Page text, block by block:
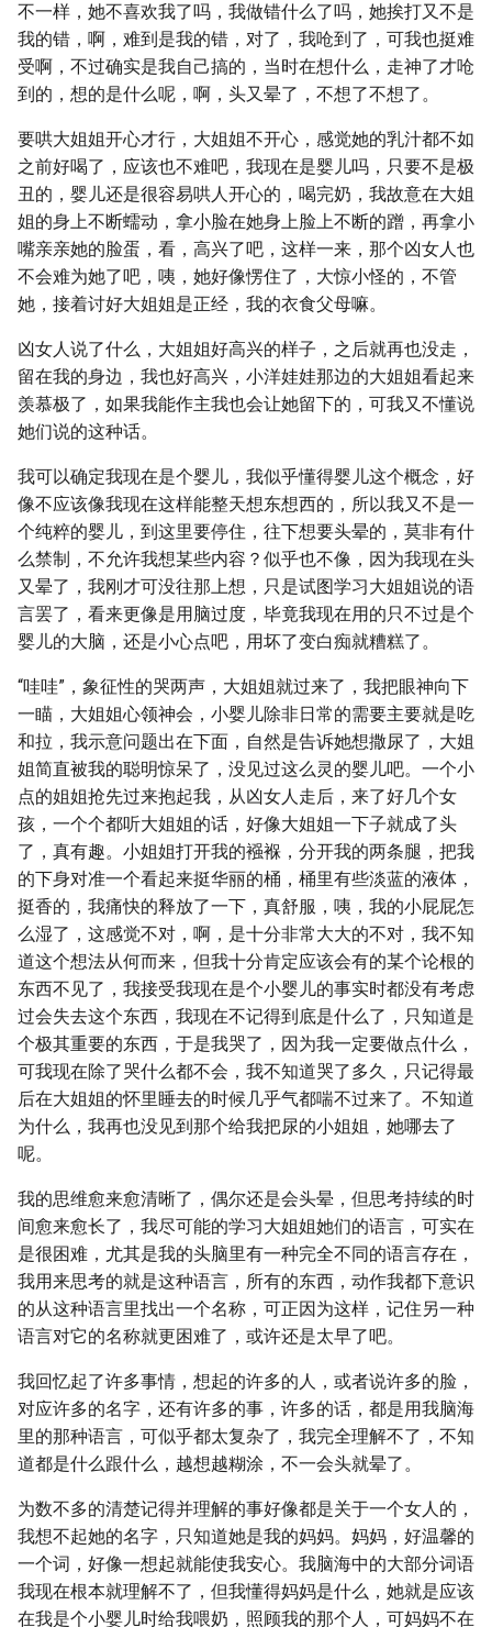
不一样，她不喜欢我了吗，我做错什么了吗，她挨打又不是
我的错，啊，难到是我的错，对了，我呛到了，可我也挺难
受啊，不过确实是我自己搞的，当时在想什么，走神了才呛
到的，想的是什么呢，啊，头又晕了，不想了不想了。
要哄大姐姐开心才行，大姐姐不开心，感觉她的乳汁都不如
之前好喝了，应该也不难吧，我现在是婴儿吗，只要不是极
丑的，婴儿还是很容易哄人开心的，喝完奶，我故意在大姐
姐的身上不断蠕动，拿小脸在她身上脸上不断的蹭，再拿小
嘴亲亲她的脸蛋，看，高兴了吧，这样一来，那个凶女人也
不会难为她了吧，咦，她好像愣住了，大惊小怪的，不管
她，接着讨好大姐姐是正经，我的衣食父母嘛。
凶女人说了什么，大姐姐好高兴的样子，之后就再也没走，
留在我的身边，我也好高兴，小洋娃娃那边的大姐姐看起来
羡慕极了，如果我能作主我也会让她留下的，可我又不懂说
她们说的这种话。
我可以确定我现在是个婴儿，我似乎懂得婴儿这个概念，好
像不应该像我现在这样能整天想东想西的，所以我又不是一
个纯粹的婴儿，到这里要停住，往下想要头晕的，莫非有什
么禁制，不允许我想某些内容？似乎也不像，因为我现在头
又晕了，我刚才可没往那上想，只是试图学习大姐姐说的语
言罢了，看来更像是用脑过度，毕竟我现在用的只不过是个
婴儿的大脑，还是小心点吧，用坏了变白痴就糟糕了。
“哇哇”，象征性的哭两声，大姐姐就过来了，我把眼神向下
一瞄，大姐姐心领神会，小婴儿除非日常的需要主要就是吃
和拉，我示意问题出在下面，自然是告诉她想撒尿了，大姐
姐简直被我的聪明惊呆了，没见过这么灵的婴儿吧。一个小
点的姐姐抢先过来抱起我，从凶女人走后，来了好几个女
孩，一个个都听大姐姐的话，好像大姐姐一下子就成了头
了，真有趣。小姐姐打开我的襁褓，分开我的两条腿，把我
的下身对准一个看起来挺华丽的桶，桶里有些淡蓝的液体，
挺香的，我痛快的释放了一下，真舒服，咦，我的小屁屁怎
么湿了，这感觉不对，啊，是十分非常大大的不对，我不知
道这个想法从何而来，但我十分肯定应该会有的某个论根的
东西不见了，我接受我现在是个小婴儿的事实时都没有考虑
过会失去这个东西，我现在不记得到底是什么了，只知道是
个极其重要的东西，于是我哭了，因为我一定要做点什么，
可我现在除了哭什么都不会，我不知道哭了多久，只记得最
后在大姐姐的怀里睡去的时候几乎气都喘不过来了。不知道
为什么，我再也没见到那个给我把尿的小姐姐，她哪去了
呢。
我的思维愈来愈清晰了，偶尔还是会头晕，但思考持续的时
间愈来愈长了，我尽可能的学习大姐姐她们的语言，可实在
是很困难，尤其是我的头脑里有一种完全不同的语言存在，
我用来思考的就是这种语言，所有的东西，动作我都下意识
的从这种语言里找出一个名称，可正因为这样，记住另一种
语言对它的名称就更困难了，或许还是太早了吧。
我回忆起了许多事情，想起的许多的人，或者说许多的脸，
对应许多的名字，还有许多的事，许多的话，都是用我脑海
里的那种语言，可似乎都太复杂了，我完全理解不了，不知
道都是什么跟什么，越想越糊涂，不一会头就晕了。
为数不多的清楚记得并理解的事好像都是关于一个女人的，
我想不起她的名字，只知道她是我的妈妈。妈妈，好温馨的
一个词，好像一想起就能使我安心。我脑海中的大部分词语
我现在根本就理解不了，但我懂得妈妈是什么，她就是应该
在我是个小婴儿时给我喂奶，照顾我的那个人，可妈妈不在